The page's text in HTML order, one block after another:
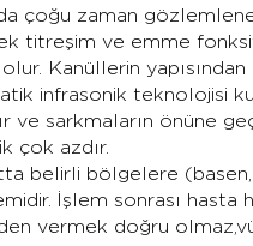
çoğu zaman
titreşim ve emme
Kanüllerin
infrasonik teknolojisi
ve sarkmaların önüne
çok azdır.
belirli bölgelere (basen,
İşlem sonrası hasta
vermek doğru